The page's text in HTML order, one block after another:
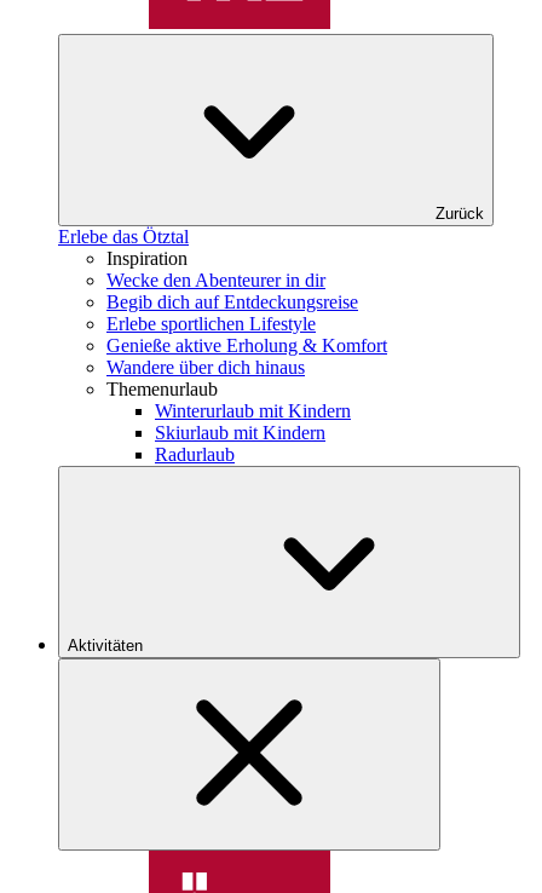
Zurück
Erlebe das Ötztal
Inspiration
Wecke den Abenteurer in dir
Begib dich auf Entdeckungsreise
Erlebe sportlichen Lifestyle
Genieße aktive Erholung & Komfort
Wandere über dich hinaus
Themenurlaub
Winterurlaub mit Kindern
Skiurlaub mit Kindern
Radurlaub
Aktivitäten